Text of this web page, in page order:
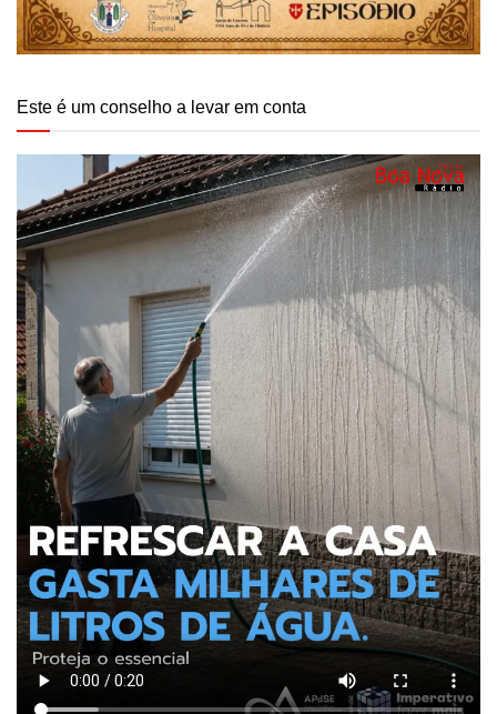
Este é um conselho a levar em conta